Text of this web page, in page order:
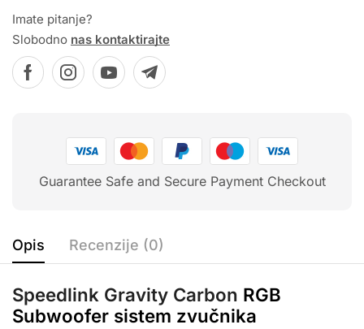
Imate pitanje?
Slobodno nas kontaktirajte
Guarantee Safe and Secure Payment Checkout
Opis Recenzije (0)
Speedlink Gravity Carbon RGB
Subwoofer sistem zvučnika